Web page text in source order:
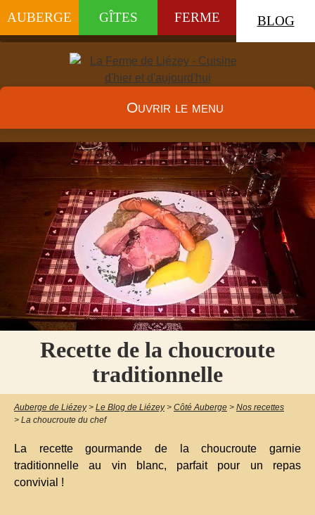
AUBERGE GÎTES FERME BLOG
Ouvrir le menu
Recette de la choucroute
traditionnelle
Auberge de Liézey > Le Blog de Liézey > Côté Auberge > Nos recettes
> La choucroute du chef
La recette gourmande de la choucroute garnie
traditionnelle au vin blanc, parfait pour un repas
convivial !